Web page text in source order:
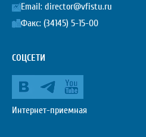
Email: director@vfistu.ru
Факс: (34145) 5-15-00
СОЦСЕТИ
Интернет-приемная